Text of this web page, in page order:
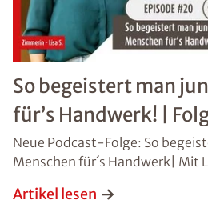
So begeistert man
für’s Handwerk! |
Neue Podcast-Folge: So
Menschen für´s Handwerk| Mit
Artikel lesen